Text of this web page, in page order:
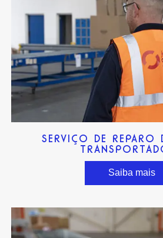
SERVIÇO DE REPARO
Saiba mais